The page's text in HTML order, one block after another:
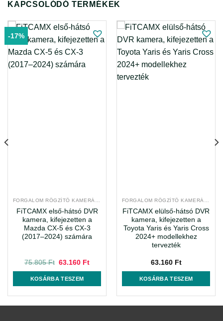
KAPCSOLÓDÓ TERMÉKEK
-17%
FiTCAMX első-hátsó DVR
kamera, kifejezetten a
Mazda CX-5 és CX-3
(2017–2024) számára
75.805Ft Original
75.805 Ft.
63.160 FtCurrent
KOSÁRBA TESZEM
FiTCAMX elülső-hátsó DVR
kamera, kifejezetten a
Toyota Yaris és Yaris Cross
2024+ modellekhez
tervezték
63.160 Ft
KOSÁRBA TESZEM